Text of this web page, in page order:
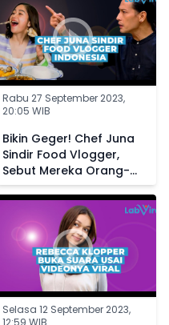
Rabu 27 September 2023,
20:05 WIB
Bikin Geger! Chef Juna
Sindir Food Vlogger,
Sebut Mereka Orang-
Orang Sotoy
Selasa 12 September 2023,
12:59 WIB